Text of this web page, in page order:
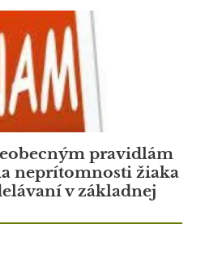
pravidlám
neprítomnosti žiaka
v základnej